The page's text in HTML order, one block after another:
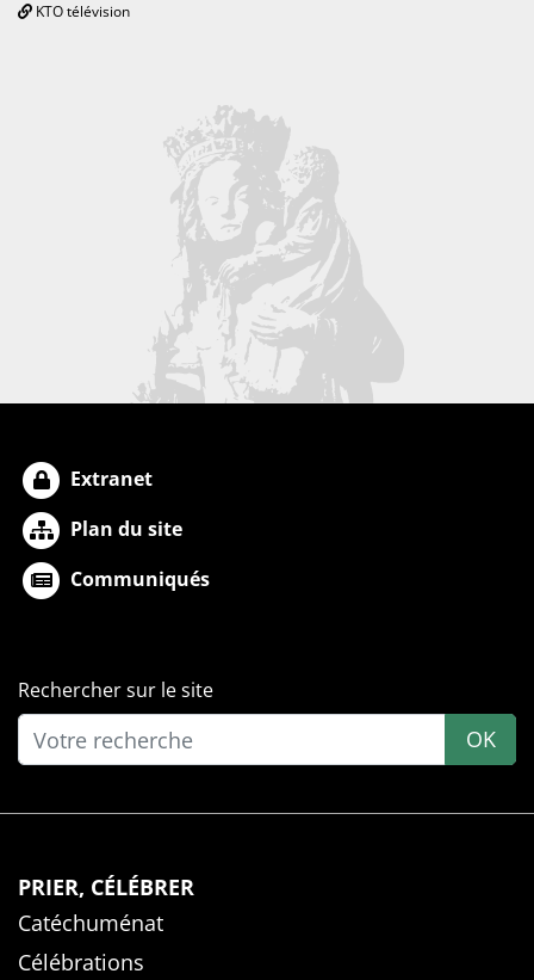
KTO télévision
Extranet
Plan du site
Communiqués
Rechercher sur le site
OK
PRIER, CÉLÉBRER
Catéchuménat
Célébrations